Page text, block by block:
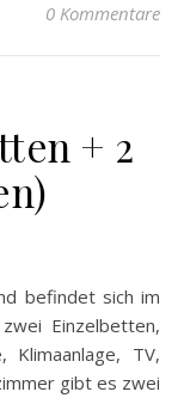
0 Kommentare
+ 2
Einzelbetten,
Klimaanlage, TV,
gibt es zwei